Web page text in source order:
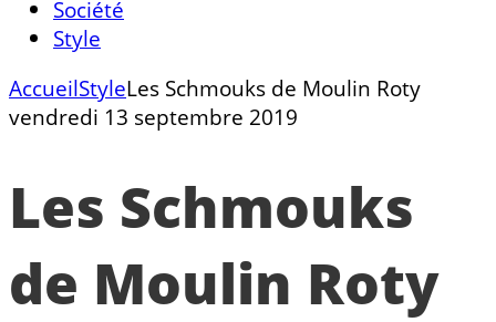
Société
Style
AccueilStyleLes Schmouks de Moulin Roty
vendredi 13 septembre 2019
Les Schmouks
de Moulin Roty